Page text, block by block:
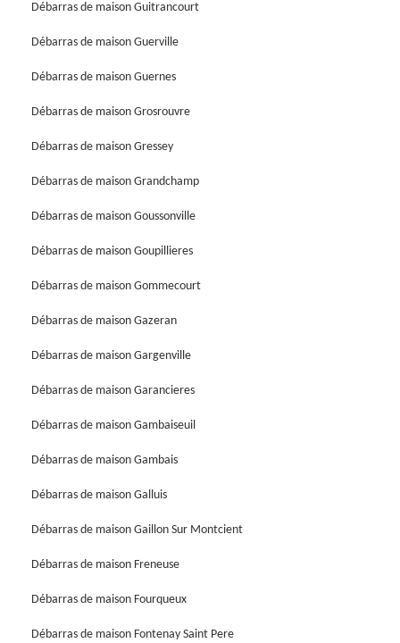
Débarras de maison Guitrancourt
Débarras de maison Guerville
Débarras de maison Guernes
Débarras de maison Grosrouvre
Débarras de maison Gressey
Débarras de maison Grandchamp
Débarras de maison Goussonville
Débarras de maison Goupillieres
Débarras de maison Gommecourt
Débarras de maison Gazeran
Débarras de maison Gargenville
Débarras de maison Garancieres
Débarras de maison Gambaiseuil
Débarras de maison Gambais
Débarras de maison Galluis
Débarras de maison Gaillon Sur Montcient
Débarras de maison Freneuse
Débarras de maison Fourqueux
Débarras de maison Fontenay Saint Pere